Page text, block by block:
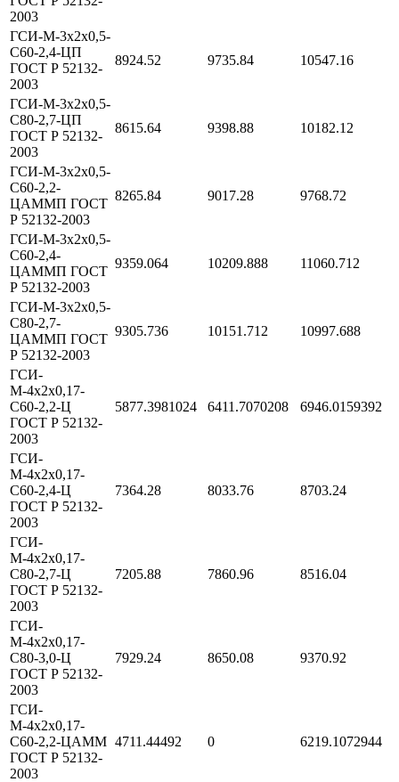
2003
ГСИ-М-3х2х0,5-
С60-2,4-ЦП
ГОСТ Р 52132-
2003
8924.52 9735.84 10547.16
ГСИ-М-3х2х0,5-
С80-2,7-ЦП
ГОСТ Р 52132-
2003
8615.64 9398.88 10182.12
ГСИ-М-3х2х0,5-
С60-2,2-
ЦАММП ГОСТ
Р 52132-2003
8265.84 9017.28 9768.72
ГСИ-М-3х2х0,5-
С60-2,4-
ЦАММП ГОСТ
Р 52132-2003
9359.064 10209.888 11060.712
ГСИ-М-3х2х0,5-
С80-2,7-
ЦАММП ГОСТ
Р 52132-2003
9305.736 10151.712 10997.688
ГСИ-
М-4х2х0,17-
С60-2,2-Ц
ГОСТ Р 52132-
2003
5877.3981024 6411.7070208 6946.0159392
ГСИ-
М-4х2х0,17-
С60-2,4-Ц
ГОСТ Р 52132-
2003
7364.28 8033.76 8703.24
ГСИ-
М-4х2х0,17-
С80-2,7-Ц
ГОСТ Р 52132-
2003
7205.88 7860.96 8516.04
ГСИ-
М-4х2х0,17-
С80-3,0-Ц
ГОСТ Р 52132-
2003
7929.24 8650.08 9370.92
ГСИ-
М-4х2х0,17-
С60-2,2-ЦАММ
ГОСТ Р 52132-
2003
4711.44492 0 6219.1072944